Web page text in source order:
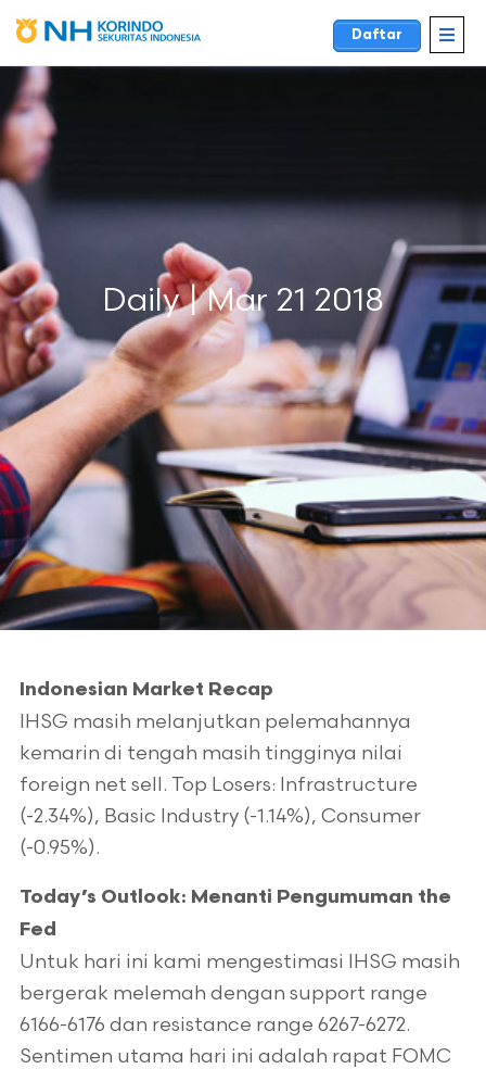
Daftar
Daily | Mar 21 2018
Indonesian Market Recap
IHSG masih melanjutkan pelemahannya
kemarin di tengah masih tingginya nilai
foreign net sell. Top Losers: Infrastructure
(-2.34%), Basic Industry (-1.14%), Consumer
(-0.95%).
Today’s Outlook: Menanti Pengumuman the
Fed
Untuk hari ini kami mengestimasi IHSG masih
bergerak melemah dengan support range
6166-6176 dan resistance range 6267-6272.
Sentimen utama hari ini adalah rapat FOMC